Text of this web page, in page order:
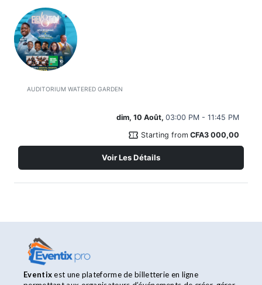
ELEVATION 8
AUDITORIUM WATERED GARDEN
dim, 10 Août,03:00 PM - 11:45 PM
confirmation_number Starting from CFA3 000,00
Voir Les Détails
Eventixest une plateforme de billetterie en ligne